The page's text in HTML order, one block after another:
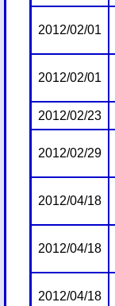
2012/02/01
2012/02/01
2012/02/23
2012/02/29
2012/04/18
2012/04/18
2012/04/18